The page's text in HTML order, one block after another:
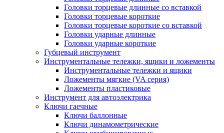
Головки торцевые длинные со вставкой
Головки торцевые короткие
Головки торцевые короткие со вставкой
Головки ударные длинные
Головки ударные короткие
Губцевый инструмент
Инструментальные тележки, ящики и ложементы
Инструментальные тележки и ящики
Ложементы мягкие (VA серия)
Ложементы пластиковые
Инструмент для автоэлектрика
Ключи гаечные
Ключи баллонные
Ключи динамометрические